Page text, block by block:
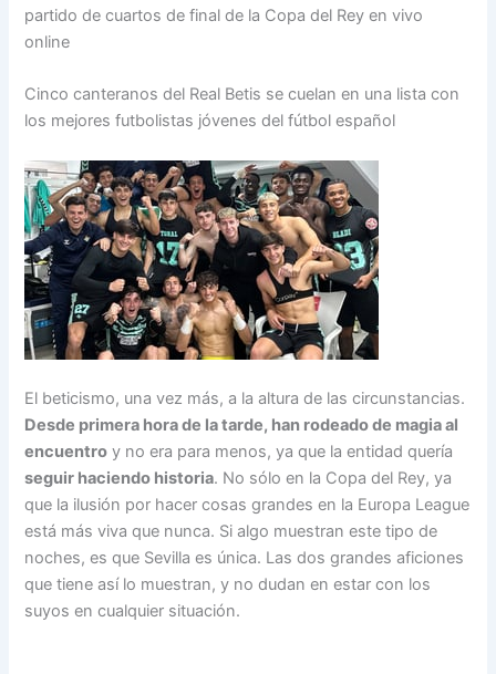
partido de cuartos de final de la Copa del Rey en vivo
online
Cinco canteranos del Real Betis se cuelan en una lista con
los mejores futbolistas jóvenes del fútbol español
El beticismo, una vez más, a la altura de las circunstancias.
Desde primera hora de la tarde, han rodeado de magia al
encuentro y no era para menos, ya que la entidad quería
seguir haciendo historia. No sólo en la Copa del Rey, ya
que la ilusión por hacer cosas grandes en la Europa League
está más viva que nunca. Si algo muestran este tipo de
noches, es que Sevilla es única. Las dos grandes aficiones
que tiene así lo muestran, y no dudan en estar con los
suyos en cualquier situación.